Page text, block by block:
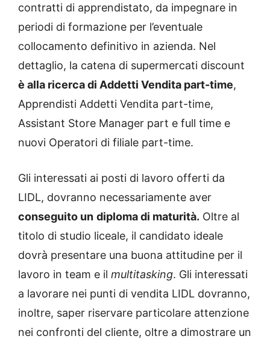
contratti di apprendistato, da impegnare in
periodi di formazione per l’eventuale
collocamento definitivo in azienda. Nel
dettaglio, la catena di supermercati discount
è alla ricerca di Addetti Vendita part-time,
Apprendisti Addetti Vendita part-time,
Assistant Store Manager part e full time e
nuovi Operatori di filiale part-time.
Gli interessati ai posti di lavoro offerti da
LIDL, dovranno necessariamente aver
conseguito un diploma di maturità. Oltre al
titolo di studio liceale, il candidato ideale
dovrà presentare una buona attitudine per il
lavoro in team e il multitasking. Gli interessati
a lavorare nei punti di vendita LIDL dovranno,
inoltre, saper riservare particolare attenzione
nei confronti del cliente, oltre a dimostrare un